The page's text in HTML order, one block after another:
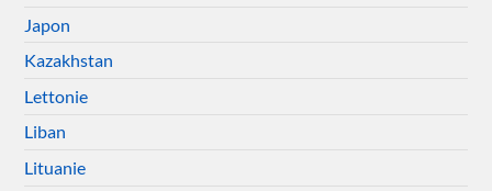
Japon
Kazakhstan
Lettonie
Liban
Lituanie